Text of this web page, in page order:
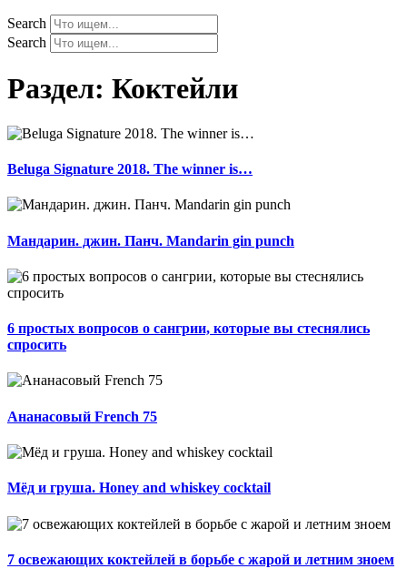
Search
Search
Раздел: Коктейли
Beluga Signature 2018. The winner is…
Мандарин. джин. Панч. Mandarin gin punch
6 простых вопросов о сангрии, которые вы стеснялись
спросить
Ананасовый French 75
Мёд и груша. Honey and whiskey cocktail
7 освежающих коктейлей в борьбе с жарой и летним зноем